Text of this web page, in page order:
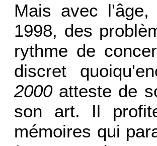
Mais avec
1998, des
rythme de
discret
2000atteste de
son art. Il
mémoires qui